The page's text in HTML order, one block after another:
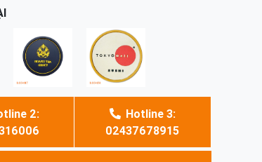
2:
Hotline 3:
02437678915